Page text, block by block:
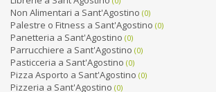
Non Alimentari a Sant'Agostino (0)
Palestre o Fitness a Sant'Agostino (0)
Panetteria a Sant'Agostino (0)
Parrucchiere a Sant'Agostino (0)
Pasticceria a Sant'Agostino (0)
Pizza Asporto a Sant'Agostino (0)
Pizzeria a Sant'Agostino (0)